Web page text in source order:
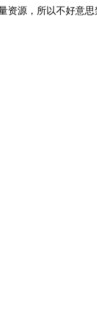
资源，所以不好意